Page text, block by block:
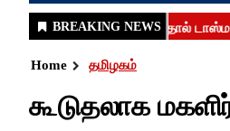
Home தமிழகம்
கூடுதலாக